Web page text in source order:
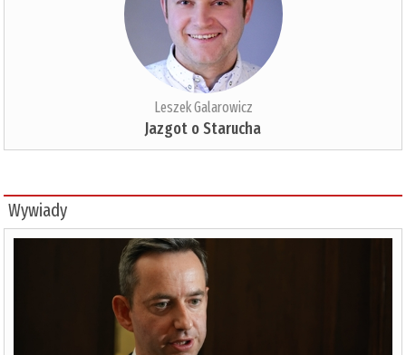
Leszek Galarowicz
Jazgot o Starucha
Wywiady